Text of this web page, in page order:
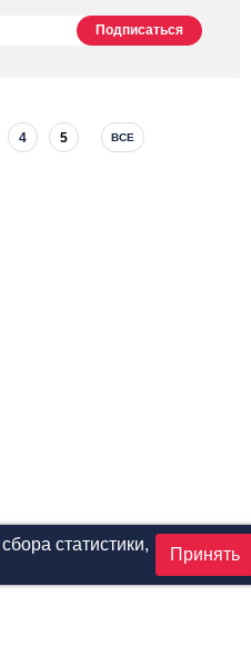
4 5 ВСЕ
статистики,
Принять